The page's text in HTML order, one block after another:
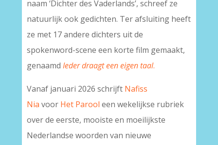
naam ‘Dichter des Vaderlands’, schreef ze
natuurlijk ook gedichten. Ter afsluiting heeft
ze met 17 andere dichters uit de
spokenword-scene een korte film gemaakt,
genaamd Ieder draagt een eigen taal.
Vanaf januari 2026 schrijft Nafiss
Nia voor Het Parool een wekelijkse rubriek
over de eerste, mooiste en moeilijkste
Nederlandse woorden van nieuwe